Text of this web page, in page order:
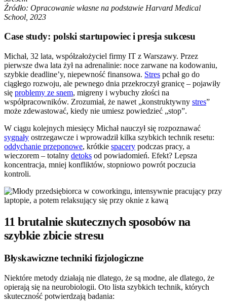
Źródło: Opracowanie własne na podstawie Harvard Medical
School, 2023
Case study: polski startupowiec i presja sukcesu
Michał, 32 lata, współzałożyciel firmy IT z Warszawy. Przez
pierwsze dwa lata żył na adrenalinie: noce zarwane na kodowaniu,
szybkie deadline’y, niepewność finansowa. Stres pchał go do
ciągłego rozwoju, ale pewnego dnia przekroczył granicę – pojawiły
się problemy ze snem, migreny i wybuchy złości na
współpracowników. Zrozumiał, że nawet „konstruktywny stres”
może zdewastować, kiedy nie umiesz powiedzieć „stop”.
W ciągu kolejnych miesięcy Michał nauczył się rozpoznawać
sygnały ostrzegawcze i wprowadził kilka szybkich technik resetu:
oddychanie przeponowe, krótkie spacery podczas pracy, a
wieczorem – totalny detoks od powiadomień. Efekt? Lepsza
koncentracja, mniej konfliktów, stopniowo powrót poczucia
kontroli.
11 brutalnie skutecznych sposobów na
szybkie zbicie stresu
Błyskawiczne techniki fizjologiczne
Niektóre metody działają nie dlatego, że są modne, ale dlatego, że
opierają się na neurobiologii. Oto lista szybkich technik, których
skuteczność potwierdzają badania: